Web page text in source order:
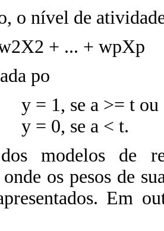
o nível de
+ ... + wpXp
po
y = 1, se a >= t ou
y = 0, se a < t.
modelos de
os pesos de
Em